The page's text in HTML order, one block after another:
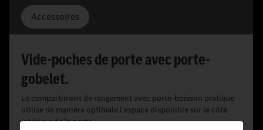
Accessoires
Vide-poches de porte avec porte-
gobelet.
Le compartiment de rangement avec porte-boisson pratique
utilise de manière optimale l'espace disponible sur le côté
intérieur de la porte.